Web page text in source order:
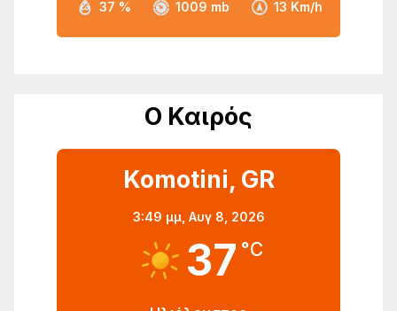
37 % 1009 mb 13 Km/h
Ο Καιρός
Komotini, GR
3:49 μμ, Αυγ 8, 2026
37 °C